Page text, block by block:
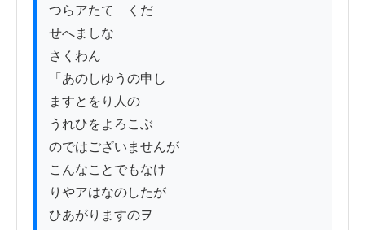
つらアたてゝくだ
せへましな
さくわん
「あのしゆうの申し
ますとをり人の
うれひをよろこぶ
のではございませんが
こんなことでもなけ
りやアはなのしたが
ひあがりますのヲ